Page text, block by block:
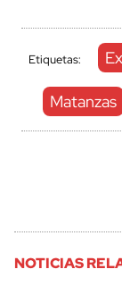
Etiquetas:
Matanzas
NOTICIAS